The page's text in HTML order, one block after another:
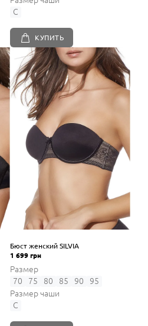
C
КУПИТЬ
Бюст женский SILVIA
1 699 грн
Размер
70
75 80 85 90
95
Размер чаши
C